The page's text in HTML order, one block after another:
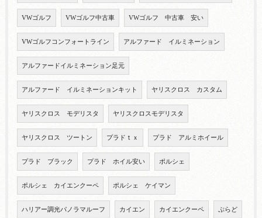
VWゴルフ VWゴルフ中古車 VWゴルフ 中古車 安い
VWゴルフコンフォートライン アルファード イルミネーション
アルファードイルミネーション足元
アルファード イルミネーションキット ヤリスクロス カスタム
ヤリスクロス モデリスタ ヤリスクロスモデリスタ
ヤリスクロス ツートン プラドｔｘ プラド アルミホイール
プラド ブラック プラド ホイル安い ポルシェ
ポルシェ カイエンクーペ ポルシェ ケイマン
ハリアー調光パノラマルーフ カイエン カイエンクーペ ぷらど